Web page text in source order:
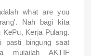
what are you
Nah bagi kita
Kerja Pulang.
pasti bingung saat
mulailah AKTIF